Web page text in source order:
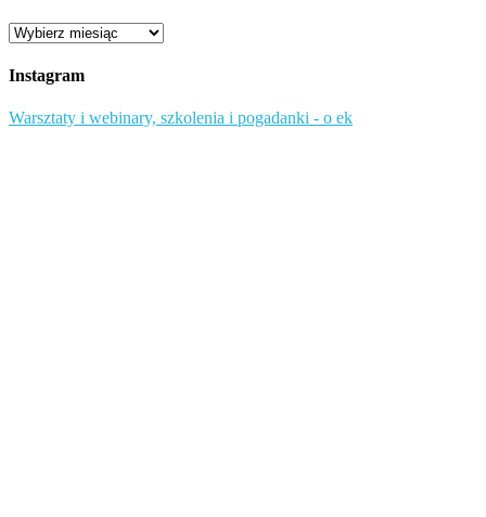
Przejrzyj
wpisy
Instagram
Warsztaty i webinary, szkolenia i pogadanki - o ek